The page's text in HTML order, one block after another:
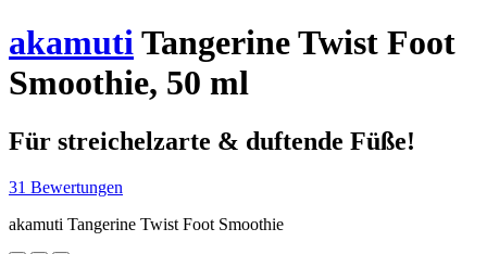
akamutiTangerine Twist Foot
Smoothie, 50 ml
Für streichelzarte & duftende Füße!
31 Bewertungen
akamuti Tangerine Twist Foot Smoothie